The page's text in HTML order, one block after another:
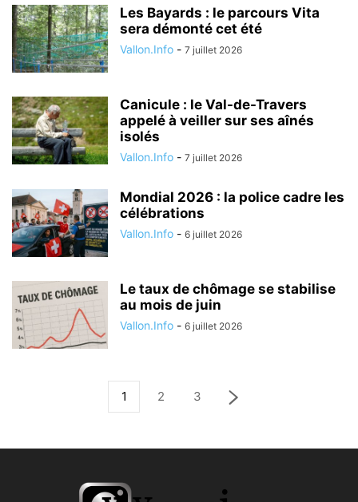
Les Bayards : le parcours Vita
sera démonté cet été
Vallon.Info - 7 juillet 2026
Canicule : le Val-de-Travers
appelé à veiller sur ses aînés
isolés
Vallon.Info - 7 juillet 2026
Mondial 2026 : la police cadre les
célébrations
Vallon.Info - 6 juillet 2026
Le taux de chômage se stabilise
au mois de juin
Vallon.Info - 6 juillet 2026
1 2 3